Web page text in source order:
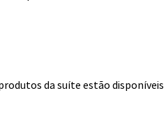
produtos da suíte estão